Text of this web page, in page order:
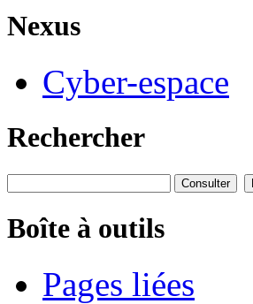
Nexus
Cyber-espace
Rechercher
Boîte à outils
Pages liées